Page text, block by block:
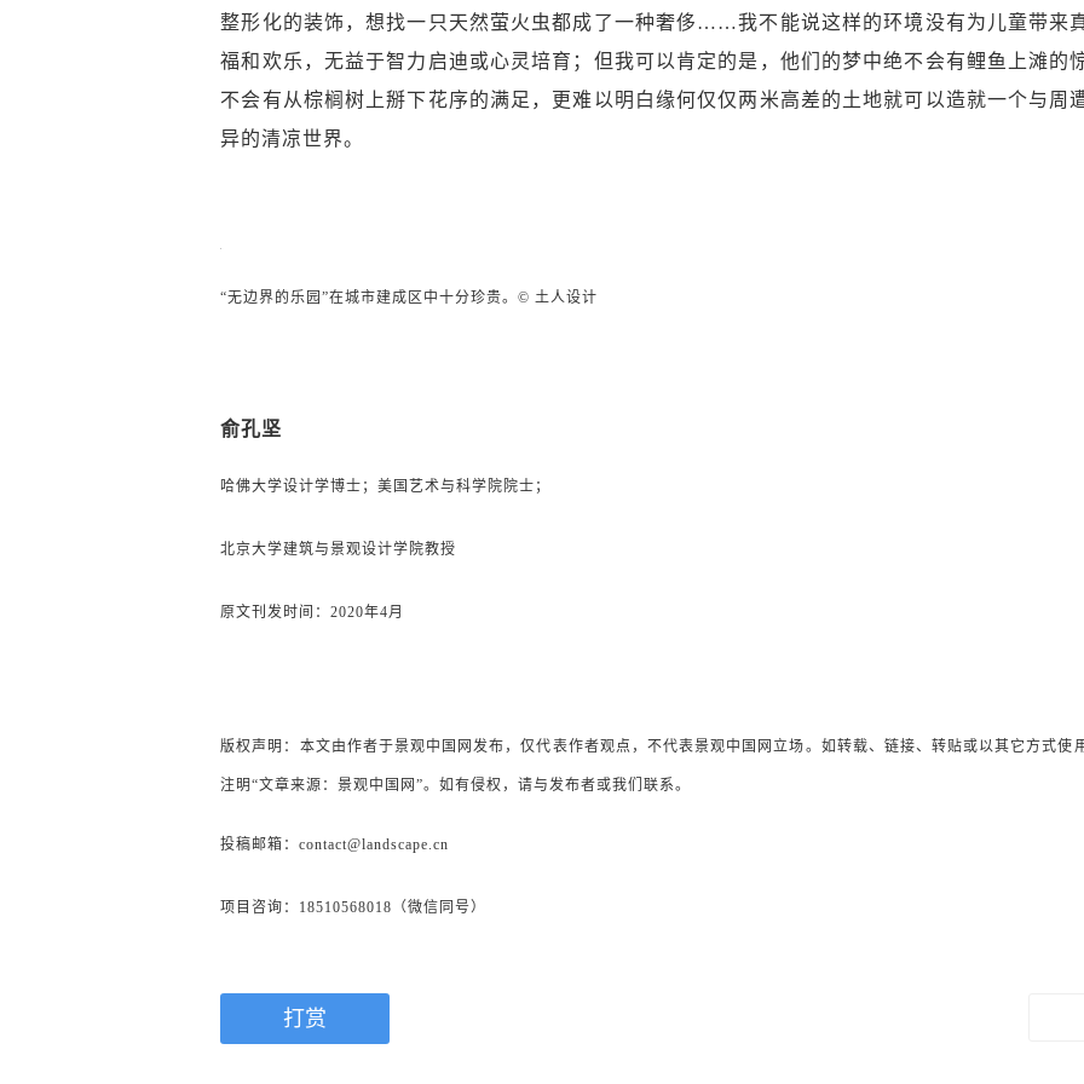
整形化的装饰，想找一只天然萤火虫都成了一种奢侈……我不能说这样的环境没有为儿童带来
福和欢乐，无益于智力启迪或心灵培育；但我可以肯定的是，他们的梦中绝不会有鲤鱼上滩的
不会有从棕榈树上掰下花序的满足，更难以明白缘何仅仅两米高差的土地就可以造就一个与周
异的清凉世界。
“无边界的乐园”在城市建成区中十分珍贵。© 土人设计
俞孔坚
哈佛大学设计学博士；美国艺术与科学院院士；
北京大学建筑与景观设计学院教授
原文刊发时间：2020年4月
版权声明：本文由作者于景观中国网发布，仅代表作者观点，不代表景观中国网立场。如转载、链接、转贴或以其它方式使
注明“文章来源：景观中国网”。如有侵权，请与发布者或我们联系。
投稿邮箱：contact@landscape.cn
项目咨询：18510568018（微信同号）
打赏